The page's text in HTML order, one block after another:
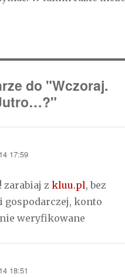
do "Wczoraj.
17:59
zarabiaj zkluu.pl, bez
gospodarczej, konto
weryfikowane
18:51